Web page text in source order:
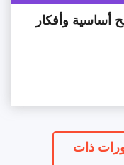
أساسية وأفكار
ذات